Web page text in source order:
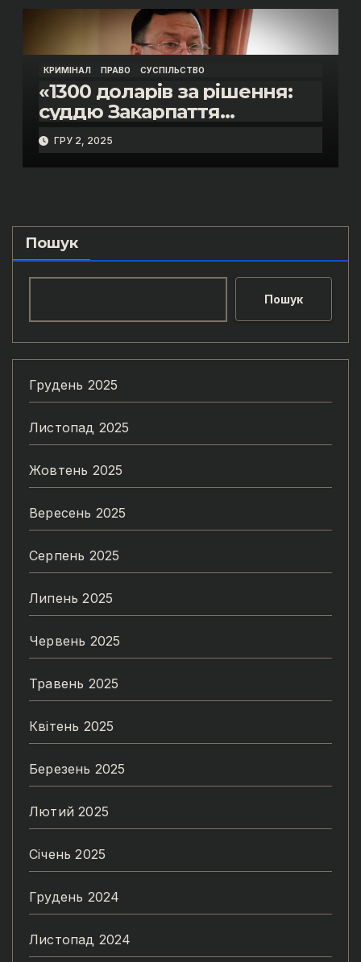
КРИМІНАЛ ПРАВО СУСПІЛЬСТВО
«1300 доларів за рішення:
суддю Закарпаття
затримано на гарячому»
ГРУ 2, 2025
Пошук
Пошук
Грудень 2025
Листопад 2025
Жовтень 2025
Вересень 2025
Серпень 2025
Липень 2025
Червень 2025
Травень 2025
Квітень 2025
Березень 2025
Лютий 2025
Січень 2025
Грудень 2024
Листопад 2024